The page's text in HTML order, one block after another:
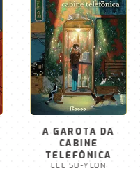
A GAROTA DA
CABINE
TELEFÔNICA
LEE SU-YEON